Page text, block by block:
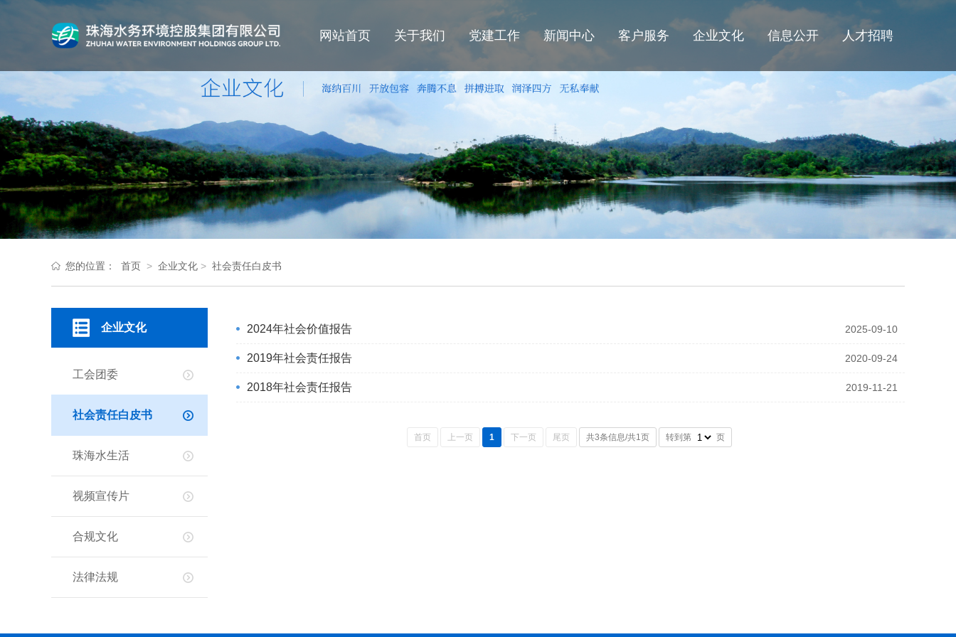
网站首页 关于我们 党建工作 新闻中心 客户服务 企业文化 信息公开 人才招聘
您的位置： 首页 > 企业文化 > 社会责任白皮书
企业文化
工会团委
社会责任白皮书
珠海水生活
视频宣传片
合规文化
法律法规
2025-09-10
2024年社会价值报告
2020-09-24
2019年社会责任报告
2019-11-21
2018年社会责任报告
首页 上一页 1 下一页 尾页 共3条信息/共1页 转到第 页